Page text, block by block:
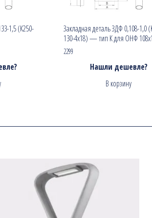
1,5 (К250-
Закладная деталь ЗДФ 0,108-1,0
130-4х18) — тип К для ОНФ
2299
Нашли дешевле?
В корзину